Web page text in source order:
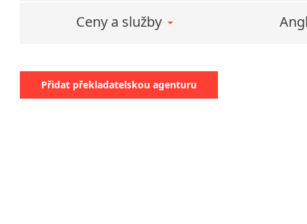
Ceny a služby
Přidat překladatelskou agenturu